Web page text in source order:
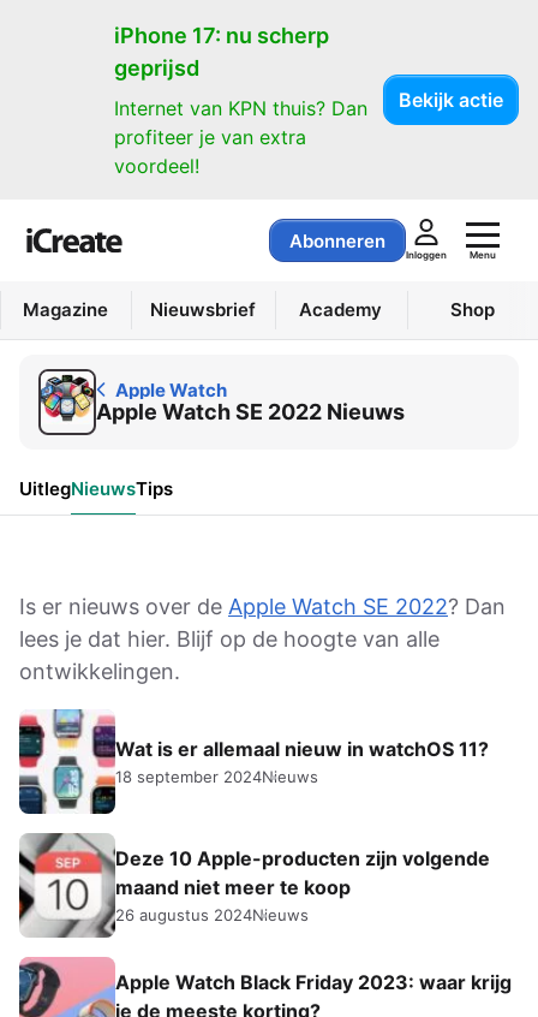
iPhone 17: nu scherp
geprijsd
Internet van KPN thuis? Dan
profiteer je van extra
voordeel!
Bekijk actie
Abonneren
Inloggen Menu
Magazine Nieuwsbrief Academy Shop
Apple Watch
Apple Watch SE 2022 Nieuws
Apple Watch
UitlegNieuwsTips
Is er nieuws over de Apple Watch SE 2022? Dan
lees je dat hier. Blijf op de hoogte van alle
ontwikkelingen.
Wat is er allemaal nieuw in watchOS 11?
18 september 2024Nieuws
Deze 10 Apple-producten zijn volgende
maand niet meer te koop
26 augustus 2024Nieuws
Apple Watch Black Friday 2023: waar krijg
je de meeste korting?